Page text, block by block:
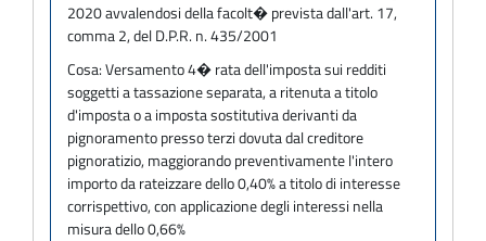
2020 avvalendosi della facolt� prevista dall'art. 17,
comma 2, del D.P.R. n. 435/2001
Cosa:Versamento 4� rata dell'imposta sui redditi
soggetti a tassazione separata, a ritenuta a titolo
d'imposta o a imposta sostitutiva derivanti da
pignoramento presso terzi dovuta dal creditore
pignoratizio, maggiorando preventivamente l'intero
importo da rateizzare dello 0,40% a titolo di interesse
corrispettivo, con applicazione degli interessi nella
misura dello 0,66%